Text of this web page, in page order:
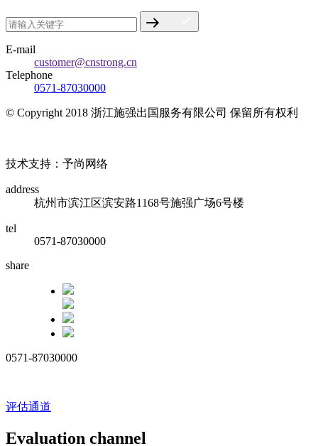
E-mail
customer@cnstrong.cn
Telephone
0571-87030000
© Copyright 2018 浙江施强出国服务有限公司 保留所有权利
技术支持：予尚网络
address
杭州市滨江区滨安路1168号施强广场6号楼
tel
0571-87030000
share
0571-87030000
评估通道
Evaluation channel